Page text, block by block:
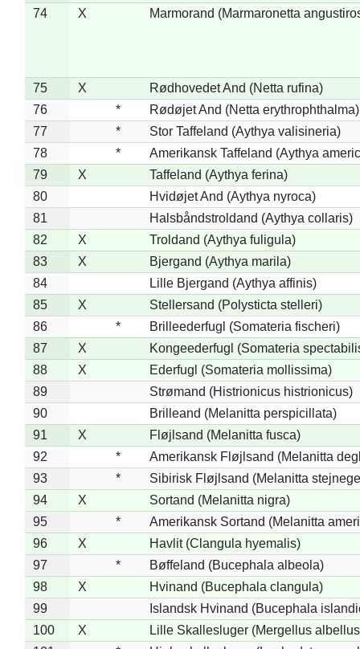
74
X Marmorand (Marmaronetta
75 X
Rødhovedet And (Netta rufina)
76
*
Rødøjet And (Netta erythrophthalma)
77
*
Stor Taffeland (Aythya valisineria)
78
*
Amerikansk Taffeland (Aythya
79
X
Taffeland (Aythya ferina)
80
Hvidøjet And (Aythya nyroca)
81
Halsbåndstroldand (Aythya collaris)
82
X
Troldand (Aythya fuligula)
83
X
Bjergand (Aythya marila)
84
Lille Bjergand (Aythya affinis)
85
X
Stellersand (Polysticta stelleri)
86
*
Brilleederfugl (Somateria fischeri)
87
X
Kongeederfugl (Somateria
88
X
Ederfugl (Somateria mollissima)
89
Strømand (Histrionicus histrionicus)
90
Brilleand (Melanitta perspicillata)
91
X
Fløjlsand (Melanitta fusca)
92
*
Amerikansk Fløjlsand (Melanitta
93
*
Sibirisk Fløjlsand (Melanitta
94
X
Sortand (Melanitta nigra)
95
*
Amerikansk Sortand (Melanitta
96
X
Havlit (Clangula hyemalis)
97
*
Bøffeland (Bucephala albeola)
98
X
Hvinand (Bucephala clangula)
99
Islandsk Hvinand (Bucephala
100
X
Lille Skallesluger (Mergellus